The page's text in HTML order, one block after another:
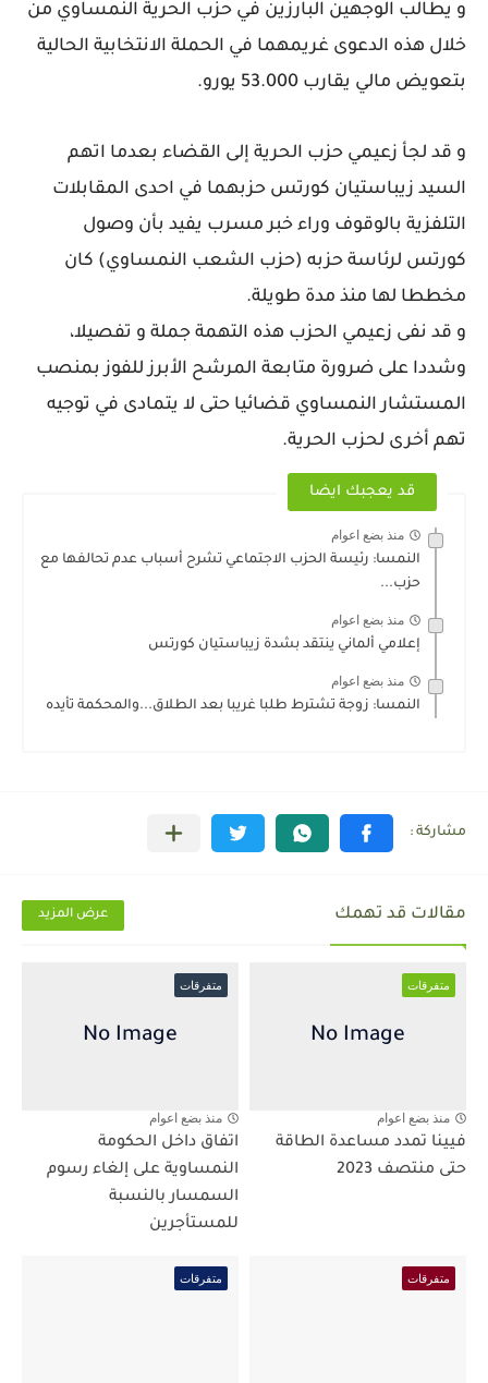
و يطالب الوجهين البارزين في حزب الحرية النمساوي من
خلال هذه الدعوى غريمهما في الحملة الانتخابية الحالية
بتعويض مالي يقارب 53.000 يورو.
و قد لجأ زعيمي حزب الحرية إلى القضاء بعدما اتهم
السيد زيباستيان كورتس حزبهما في احدى المقابلات
التلفزية بالوقوف وراء خبر مسرب يفيد بأن وصول
كورتس لرئاسة حزبه (حزب الشعب النمساوي) كان
مخططا لها منذ مدة طويلة.
و قد نفى زعيمي الحزب هذه التهمة جملة و تفصيلا،
وشددا على ضرورة متابعة المرشح الأبرز للفوز بمنصب
المستشار النمساوي قضائيا حتى لا يتمادى في توجيه
تهم أخرى لحزب الحرية.
قد يعجبك ايضا
منذ بضع اعوام
النمسا: رئيسة الحزب الاجتماعي تشرح أسباب عدم تحالفها مع
حزب...
منذ بضع اعوام
إعلامي ألماني ينتقد بشدة زيباستيان كورتس
منذ بضع اعوام
النمسا: زوجة تشترط طلبا غريبا بعد الطلاق...والمحكمة تأيده
مقالات قد تهمك عرض المزيد
متفرقات
منذ بضع اعوام
فيينا تمدد مساعدة الطاقة
حتى منتصف 2023
متفرقات
منذ بضع اعوام
اتفاق داخل الحكومة
النمساوية على إلغاء رسوم
السمسار بالنسبة
للمستأجرين
متفرقات متفرقات